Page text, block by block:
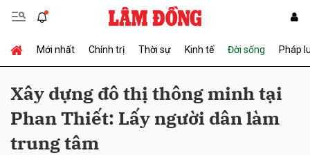
Mới nhất Chính trị Thời sự Kinh tế Đời sống Pháp
Xây dựng đô thị thông minh tại
Phan Thiết: Lấy người dân làm
trung tâm
Gửi bình luận